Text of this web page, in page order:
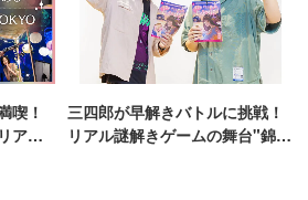
喫！
ア
三四郎が早解きバトルに挑戦！
リアル謎解きゲームの舞台"錦糸